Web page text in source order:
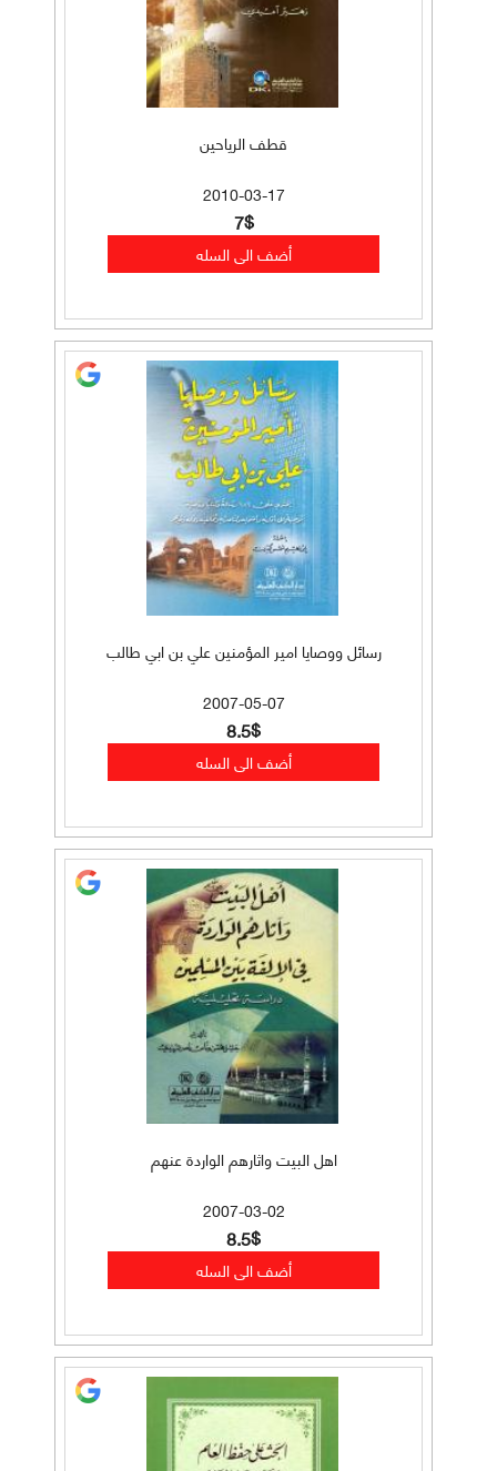
قطف الرياحين
2010-03-17
7$
رسائل ووصايا امير المؤمنين علي بن ابي طالب
2007-05-07
8.5$
اهل البيت واثارهم الواردة عنهم
2007-03-02
8.5$